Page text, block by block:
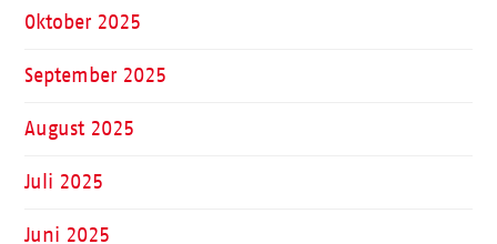
Oktober 2025
September 2025
August 2025
Juli 2025
Juni 2025